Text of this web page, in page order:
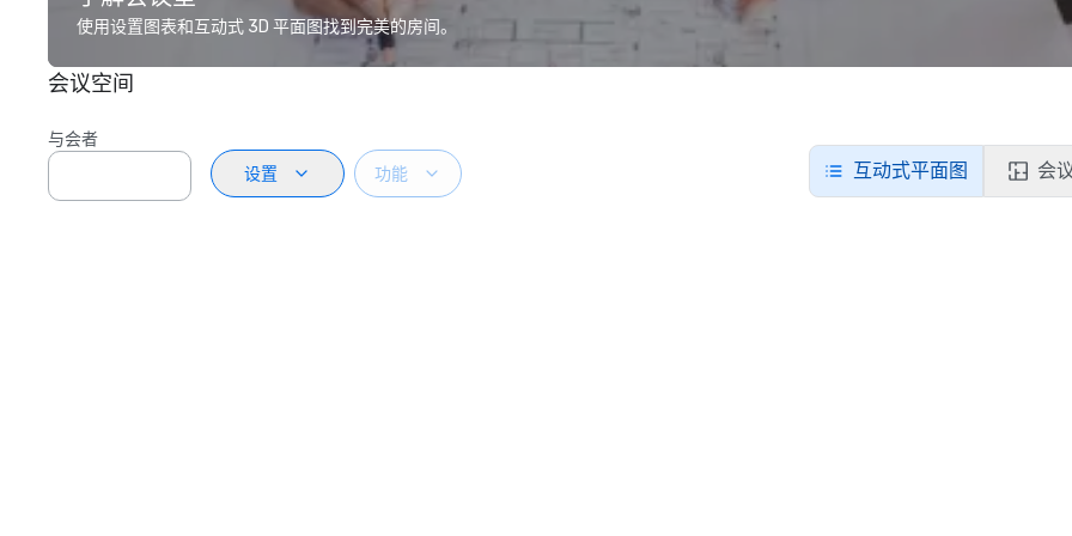
使用设置图表和互动式 3D 平面图找到完美的房间。
会议空间
与会者
设置
功能 互动式平面图 会